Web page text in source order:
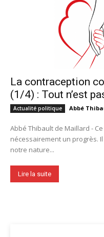
La contraception
(1/4) : Tout n’est
Actualité politique Abbé
Abbé Thibault de Maillard -
nécessairement un progrès.
notre nature...
Lire la suite